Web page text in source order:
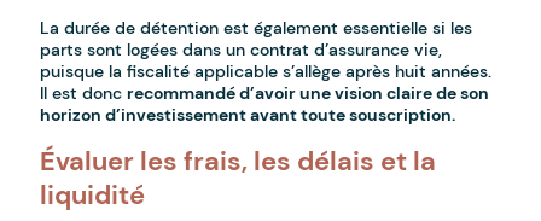
La durée de détention est également essentielle si les
parts sont logées dans un contrat d’assurance vie,
puisque la fiscalité applicable s’allège après huit années.
Il est doncrecommandé d’avoir une vision claire de son
horizon d’investissement avant toute souscription.
Évaluer les frais, les délais et la
liquidité